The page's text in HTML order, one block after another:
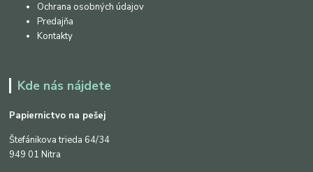
Ochrana osobných údajov
Predajňa
Kontakty
Kde nás nájdete
Papiernictvo na pešej
Štefánikova trieda 64/34
949 01 Nitra